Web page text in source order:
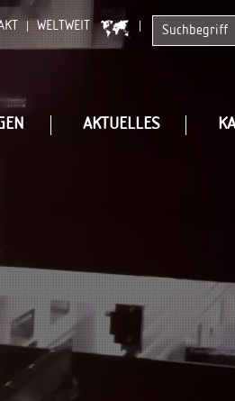
WELTWEIT
AKTUELLES